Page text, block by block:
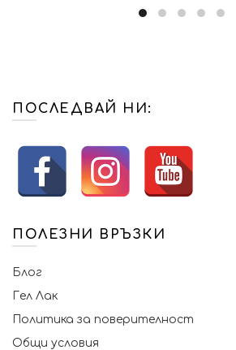
ПОСЛЕДВАЙ НИ:
ПОЛЕЗНИ ВРЪЗКИ
Блог
Гел Лак
Политика за поверителност
Общи условия